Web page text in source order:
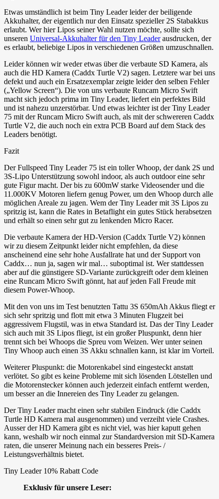
Etwas umständlich ist beim Tiny Leader leider der beiligende
Akkuhalter, der eigentlich nur den Einsatz spezieller 2S Stabakkus
erlaubt. Wer hier Lipos seiner Wahl nutzen möchte, sollte sich
unseren Universal-Akkuhalter für den Tiny Leaderausdrucken, der
es erlaubt, beliebige Lipos in verschiedenen Größen umzuschnallen.
Leider können wir weder etwas über die verbaute SD Kamera, als
auch die HD Kamera (Caddx Turtle V2) sagen. Letztere war bei uns
defekt und auch ein Ersatzexemplar zeigte leider den selben Fehler
(„Yellow Screen“). Die von uns verbaute Runcam Micro Swift
macht sich jedoch prima im Tiny Leader, liefert ein perfektes Bild
und ist nahezu unzerstörbar. Und etwas leichter ist der Tiny Leader
75 mit der Runcam Micro Swift auch, als mit der schwereren Caddx
Turtle V2, die auch noch ein extra PCB Board auf dem Stack des
Leaders benötigt.
Fazit
Der Fullspeed Tiny Leader 75 ist ein toller Whoop, der dank 2S und
3S-Lipo Unterstützung sowohl indoor, als auch outdoor eine sehr
gute Figur macht. Der bis zu 600mW starke Videosender und die
11.000KV Motoren liefern genug Power, um den Whoop durch alle
möglichen Areale zu jagen. Wem der Tiny Leader mit 3S Lipos zu
spritzig ist, kann die Rates in Betaflight ein gutes Stück herabsetzen
und erhält so einen sehr gut zu lenkenden Micro Racer.
Die verbaute Kamera der HD-Version (Caddx Turtle V2) können
wir zu diesem Zeitpunkt leider nicht empfehlen, da diese
anscheinend eine sehr hohe Ausfallrate hat und der Support von
Caddx… nun ja, sagen wir mal… suboptimal ist. Wer stattdessen
aber auf die günstigere SD-Variante zurückgreift oder dem kleinen
eine Runcam Micro Swift gönnt, hat auf jeden Fall Freude mit
diesem Power-Whoop.
Mit den von uns im Test benutzten Tattu 3S 650mAh Akkus fliegt er
sich sehr spritzig und flott mit etwa 3 Minuten Flugzeit bei
aggressivem Flugstil, was in etwa Standard ist. Das der Tiny Leader
sich auch mit 3S Lipos fliegt, ist ein großer Pluspunkt, denn hier
trennt sich bei Whoops die Spreu vom Weizen. Wer unter seinen
Tiny Whoop auch einen 3S Akku schnallen kann, ist klar im Vorteil.
Weiterer Pluspunkt: die Motorenkabel sind eingesteckt anstatt
verlötet. So gibt es keine Probleme mit sich lösenden Lötstellen und
die Motorenstecker können auch jederzeit einfach entfernt werden,
um besser an die Innereien des Tiny Leader zu gelangen.
Der Tiny Leader macht einen sehr stabilen Eindruck (die Caddx
Turtle HD Kamera mal ausgenommen) und verzeiht viele Crashes.
Ausser der HD Kamera gibt es nicht viel, was hier kaputt gehen
kann, weshalb wir noch einmal zur Standardversion mit SD-Kamera
raten, die unserer Meinung nach ein besseres Preis- /
Leistungsverhältnis bietet.
Tiny Leader 10% Rabatt Code
Exklusiv für unsere Leser: